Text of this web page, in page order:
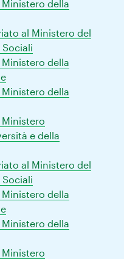
della
al Ministero del
della
della
e della
al Ministero del
della
della